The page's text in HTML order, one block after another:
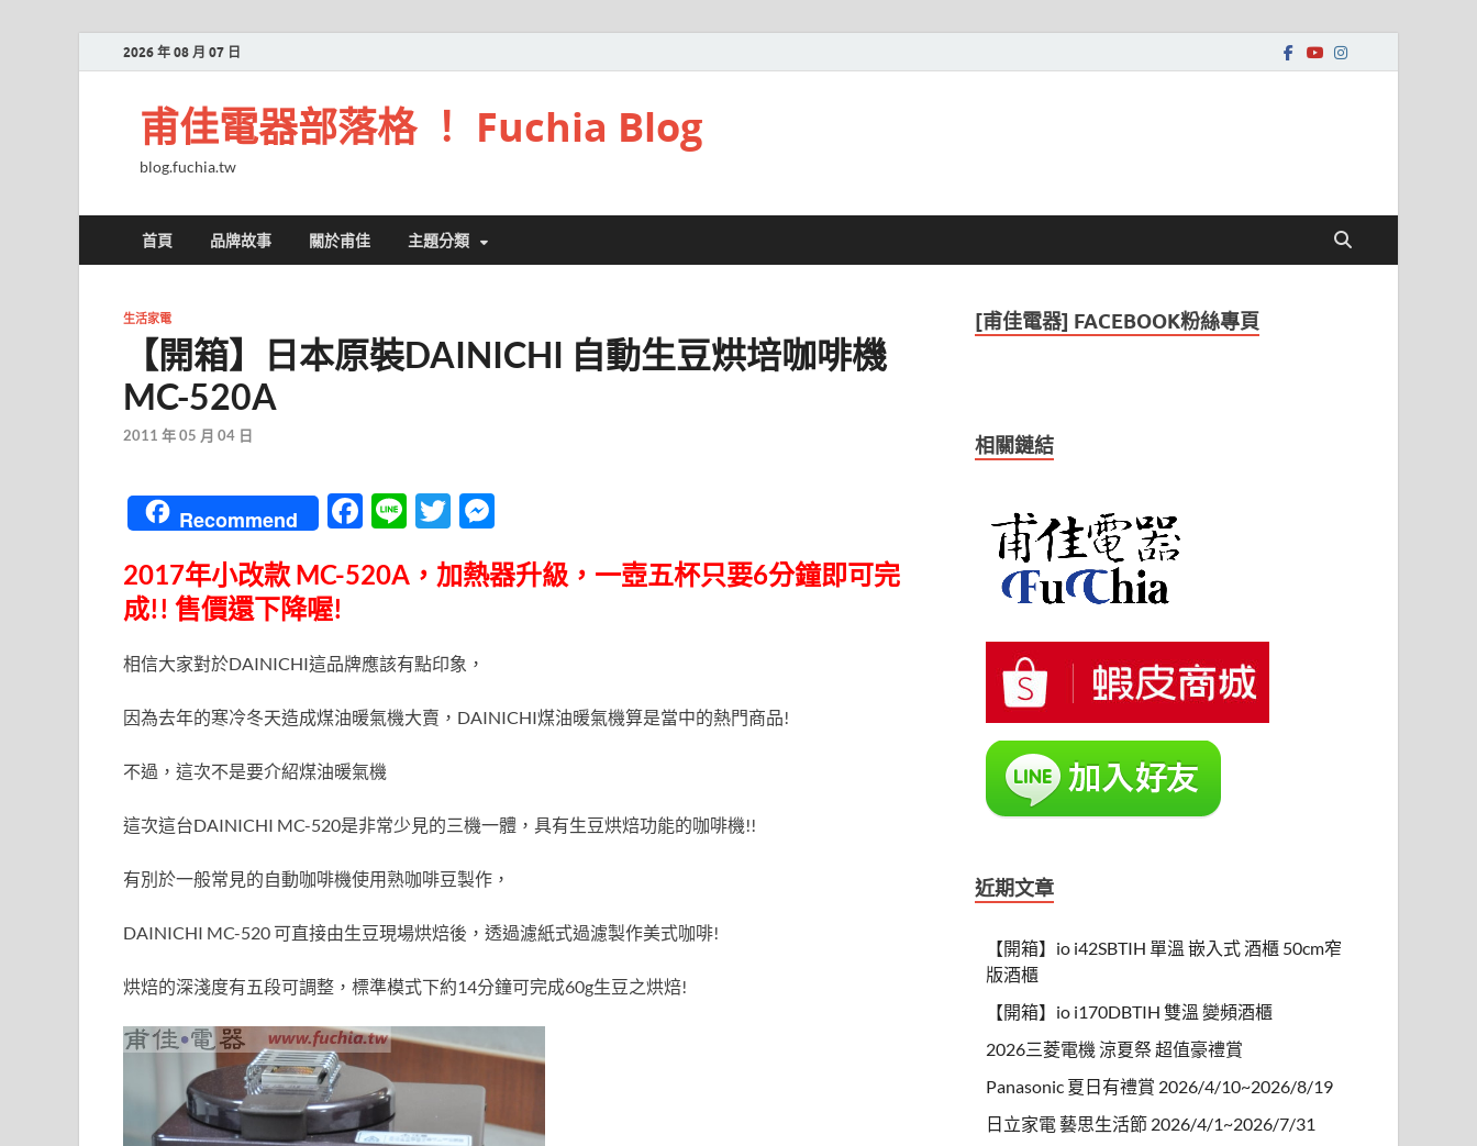
2026 年 08 月 07 日
甫佳電器部落格 ！ Fuchia Blog
blog.fuchia.tw
首頁 品牌故事 關於甫佳 主題分類
生活家電
【開箱】日本原裝DAINICHI 自動生豆烘培咖啡機
MC-520A
2011 年 05 月 04 日
Recommend
F
e
o
o
k
Li
e
T
itt se
2017年小改款 MC-520A，加熱器升級，一壺五杯只要6分鐘即可完
成!! 售價還下降喔!
相信大家對於DAINICHI這品牌應該有點印象，
因為去年的寒冷冬天造成煤油暖氣機大賣，DAINICHI煤油暖氣機算是當中的熱門商品!
不過，這次不是要介紹煤油暖氣機
這次這台DAINICHI MC-520是非常少見的三機一體，具有生豆烘焙功能的咖啡機!!
有別於一般常見的自動咖啡機使用熟咖啡豆製作，
DAINICHI MC-520 可直接由生豆現場烘焙後，透過濾紙式過濾製作美式咖啡!
烘焙的深淺度有五段可調整，標準模式下約14分鐘可完成60g生豆之烘焙!
[甫佳電器] FACEBOOK粉絲專頁
相關鏈結
近期文章
【開箱】io i42SBTIH 單溫 嵌入式 酒櫃 50cm窄
版酒櫃
【開箱】io i170DBTIH 雙溫 變頻酒櫃
2026三菱電機 涼夏祭 超值豪禮賞
Panasonic 夏日有禮賞 2026/4/10~2026/8/19
日立家電 藝思生活節 2026/4/1~2026/7/31